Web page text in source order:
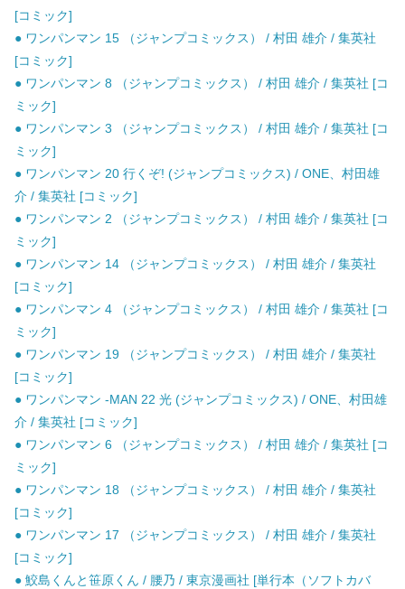
[コミック]
● ワンパンマン 15 （ジャンプコミックス） / 村田 雄介 / 集英社
[コミック]
● ワンパンマン 8 （ジャンプコミックス） / 村田 雄介 / 集英社 [コ
ミック]
● ワンパンマン 3 （ジャンプコミックス） / 村田 雄介 / 集英社 [コ
ミック]
● ワンパンマン 20 行くぞ! (ジャンプコミックス) / ONE、村田雄
介 / 集英社 [コミック]
● ワンパンマン 2 （ジャンプコミックス） / 村田 雄介 / 集英社 [コ
ミック]
● ワンパンマン 14 （ジャンプコミックス） / 村田 雄介 / 集英社
[コミック]
● ワンパンマン 4 （ジャンプコミックス） / 村田 雄介 / 集英社 [コ
ミック]
● ワンパンマン 19 （ジャンプコミックス） / 村田 雄介 / 集英社
[コミック]
● ワンパンマン -MAN 22 光 (ジャンプコミックス) / ONE、村田雄
介 / 集英社 [コミック]
● ワンパンマン 6 （ジャンプコミックス） / 村田 雄介 / 集英社 [コ
ミック]
● ワンパンマン 18 （ジャンプコミックス） / 村田 雄介 / 集英社
[コミック]
● ワンパンマン 17 （ジャンプコミックス） / 村田 雄介 / 集英社
[コミック]
● 鮫島くんと笹原くん / 腰乃 / 東京漫画社 [単行本（ソフトカバ